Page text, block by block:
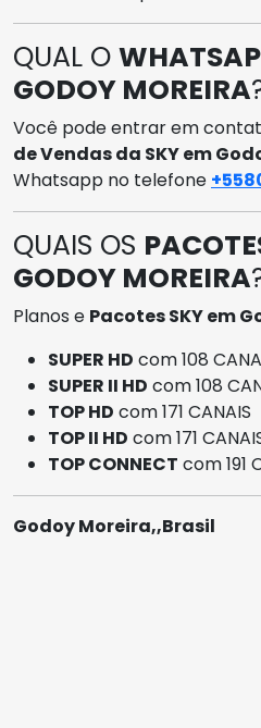
QUAL O
GODOY MOREIRA
Você pode entrar em
de Vendas da SKY em
Whatsapp no telefone
QUAIS OS
GODOY MOREIRA
Planos e Pacotes SKY em
SUPER HD com 108
SUPER II HD com 108
TOP HD com 171 CANAIS
TOP II HD com 171
TOP CONNECT com 191
Godoy Moreira,,Brasil